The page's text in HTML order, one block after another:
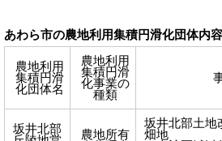
あわら市の農地利用集積円滑化団体内容
農地利用
集積円滑
化団体名
農地利用
集積円滑
化事業の
種類
坂井北部
農地所有
坂井北部土地
畑地